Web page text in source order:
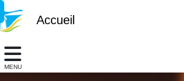
Accueil
MENU